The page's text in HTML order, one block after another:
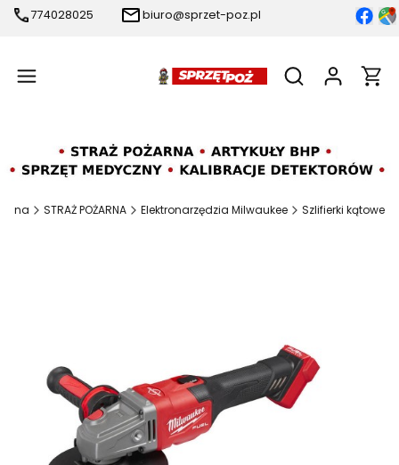
774028025 biuro@sprzet-poz.pl
Otwórz
STRAŻ POŻARNA Elektronarzędzia Milwaukee Szlifierki kątowe